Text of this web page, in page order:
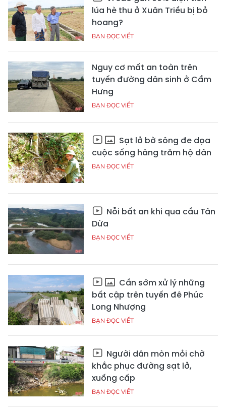
lúa hè thu ở Xuân Triều bị bỏ
hoang?
BẠN ĐỌC VIẾT
Nguy cơ mất an toàn trên
tuyến đường dân sinh ở Cẩm
Hưng
BẠN ĐỌC VIẾT
Sạt lở bờ sông đe dọa
cuộc sống hàng trăm hộ dân
BẠN ĐỌC VIẾT
Nỗi bất an khi qua cầu Tân
Dừa
BẠN ĐỌC VIẾT
Cần sớm xử lý những
bất cập trên tuyến đê Phúc
Long Nhượng
BẠN ĐỌC VIẾT
Người dân mòn mỏi chờ
khắc phục đường sạt lở,
xuống cấp
BẠN ĐỌC VIẾT